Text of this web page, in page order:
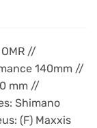
//
140mm //
mm //
Shimano
(F) Maxxis